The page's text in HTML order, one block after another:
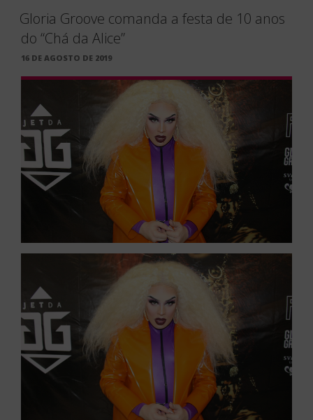
Gloria Groove comanda a festa de 10 anos
do “Chá da Alice”
PUBLICADO
16 DE AGOSTO DE 2019